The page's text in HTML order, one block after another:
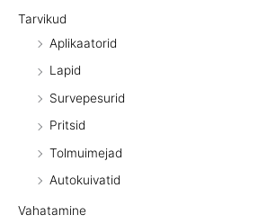
Tarvikud
Aplikaatorid
Lapid
Survepesurid
Pritsid
Tolmuimejad
Autokuivatid
Vahatamine